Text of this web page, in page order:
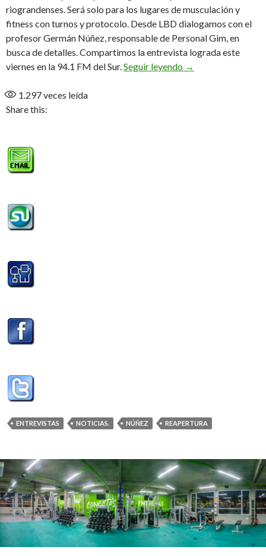
riograndenses. Será solo para los lugares de musculación y
fitness con turnos y protocolo. Desde LBD dialogamos con el
profesor Germán Núñez, responsable de Personal Gim, en
busca de detalles. Compartimos la entrevista lograda este
viernes en la 94.1 FM del Sur. Seguir leyendo «Está todo
→
1.297veces leída
Share this:
ENTREVISTAS NOTICIAS. NÚÑEZ REAPERTURA